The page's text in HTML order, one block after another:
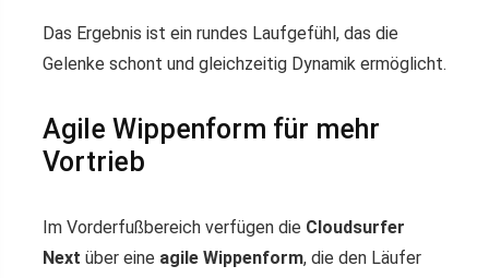
Das Ergebnis ist ein rundes Laufgefühl, das die
Gelenke schont und gleichzeitig Dynamik ermöglicht.
Agile Wippenform für mehr
Vortrieb
Im Vorderfußbereich verfügen die Cloudsurfer
Next über eine agile Wippenform, die den Läufer